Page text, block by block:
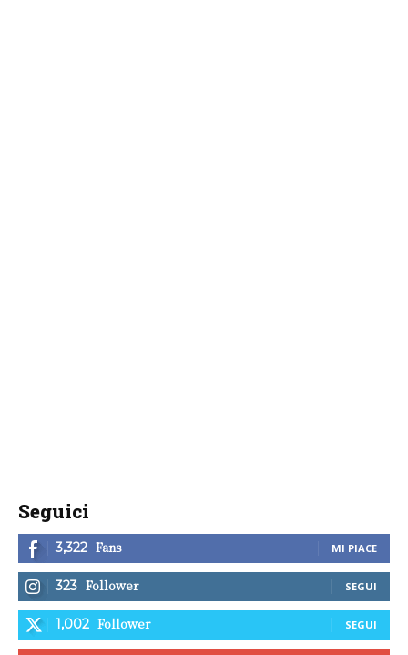
Seguici
3,322 Fans MI PIACE
323 Follower SEGUI
1,002 Follower SEGUI